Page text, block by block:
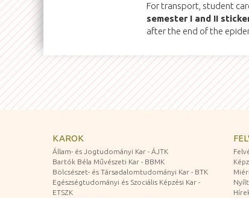
For transport, student
semester I and II
after the end of the
KAROK
Állam- és Jogtudományi Kar - ÁJTK
Bartók Béla Művészeti Kar - BBMK
Bölcsészet- és Társadalomtudományi Kar - BTK
Egészségtudományi és Szociális Képzési Kar -
ETSZK